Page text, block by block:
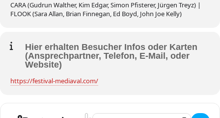
CARA (Gudrun Walther, Kim Edgar, Simon Pfisterer, Jürgen Treyz) |
FLOOK (Sara Allan, Brian Finnegan, Ed Boyd, John Joe Kelly)
Hier erhalten Besucher Infos oder Karten
(Ansprechpartner, Telefon, E-Mail, oder
Website)
https://festival-mediaval.com/